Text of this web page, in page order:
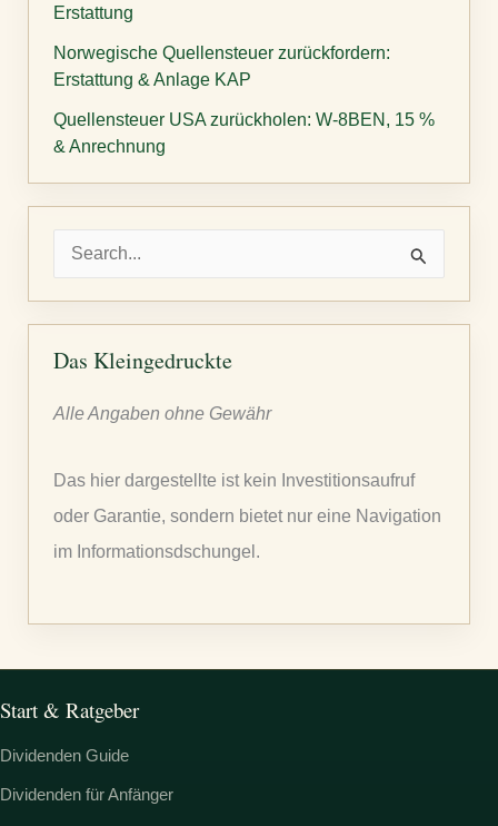
Erstattung
Norwegische Quellensteuer zurückfordern:
Erstattung & Anlage KAP
Quellensteuer USA zurückholen: W-8BEN, 15 %
& Anrechnung
h
n
Das Kleingedruckte
Alle Angaben ohne Gewähr
Das hier dargestellte ist kein Investitionsaufruf
oder Garantie, sondern bietet nur eine Navigation
im Informationsdschungel.
Start & Ratgeber
Dividenden Guide
Dividenden für Anfänger